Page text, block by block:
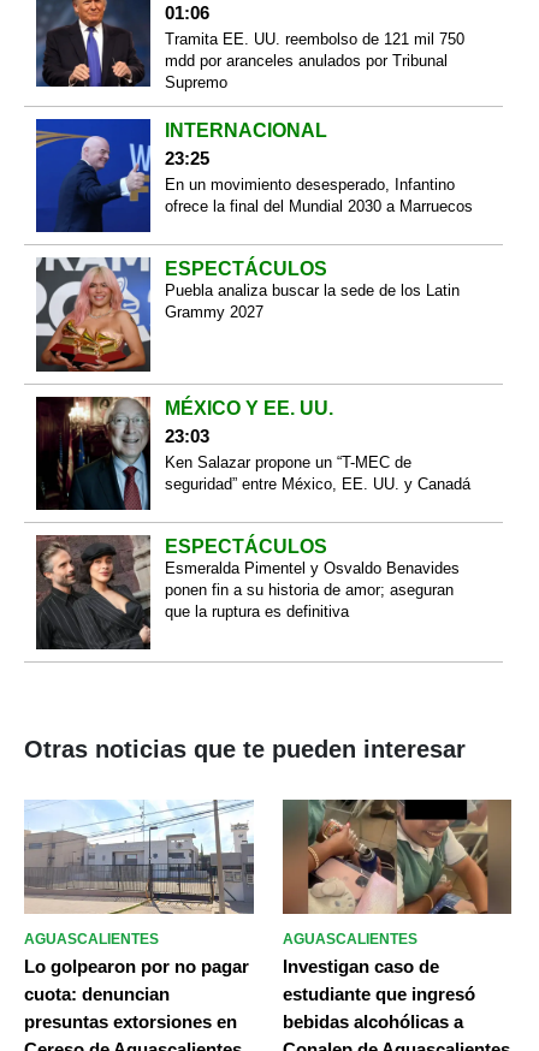
01:06
Tramita EE. UU. reembolso de 121 mil 750
mdd por aranceles anulados por Tribunal
Supremo
INTERNACIONAL
23:25
En un movimiento desesperado, Infantino
ofrece la final del Mundial 2030 a Marruecos
ESPECTÁCULOS
Puebla analiza buscar la sede de los Latin
Grammy 2027
MÉXICO Y EE. UU.
23:03
Ken Salazar propone un “T-MEC de
seguridad” entre México, EE. UU. y Canadá
ESPECTÁCULOS
Esmeralda Pimentel y Osvaldo Benavides
ponen fin a su historia de amor; aseguran
que la ruptura es definitiva
Otras noticias que te pueden interesar
AGUASCALIENTES
Lo golpearon por no pagar
cuota: denuncian
presuntas extorsiones en
AGUASCALIENTES
Investigan caso de
estudiante que ingresó
bebidas alcohólicas a